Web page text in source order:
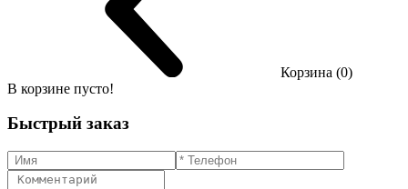
Корзина (0)
В корзине пусто!
Быстрый заказ